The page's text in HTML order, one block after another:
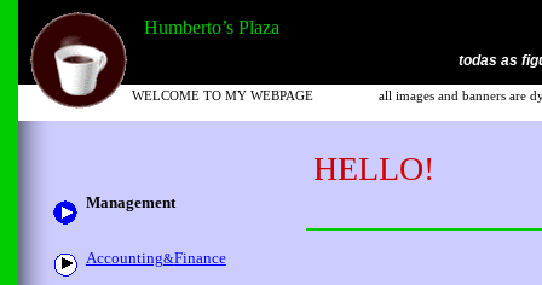
WELCOME TO MY WEBPAGE all images and banners are
Humberto’s Plaza
HELLO!
todas as
Management
Accounting&Finance